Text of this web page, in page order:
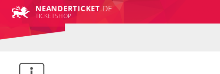
NEANDERTICKET.DE
TICKETSHOP